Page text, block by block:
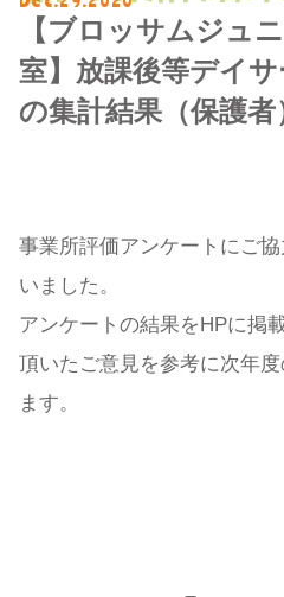
【ブロッサムジュ
室】放課後等デイ
の集計結果（保護者
事業所評価アンケートにご
いました。
アンケートの結果をHPに掲
頂いたご意見を参考に次年
ます。